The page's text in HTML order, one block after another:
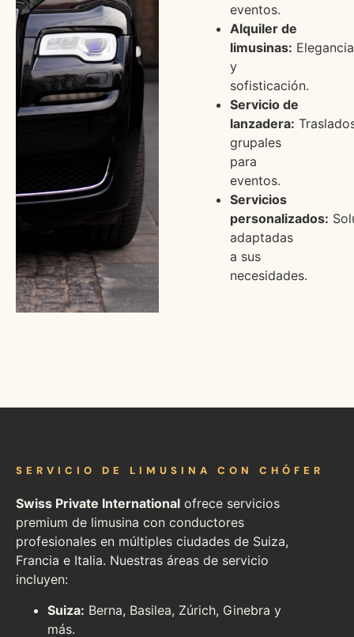
eventos.
Alquiler de
limusinas: Elegancia
y
sofisticación.
Servicio de
lanzadera:
grupales
para
eventos.
Servicios
personalizados:
adaptadas
a sus
necesidades.
SERVICIO DE LIMUSINA CON CHÓFER
Swiss Private International ofrece servicios
premium de limusina con conductores
profesionales en múltiples ciudades de Suiza,
Francia e Italia. Nuestras áreas de servicio
incluyen:
Suiza: Berna, Basilea, Zúrich, Ginebra y
más.